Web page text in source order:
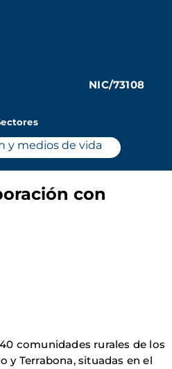
NIC/73108
y medios de vida
con
comunidades rurales de los
y Terrabona, situadas en el